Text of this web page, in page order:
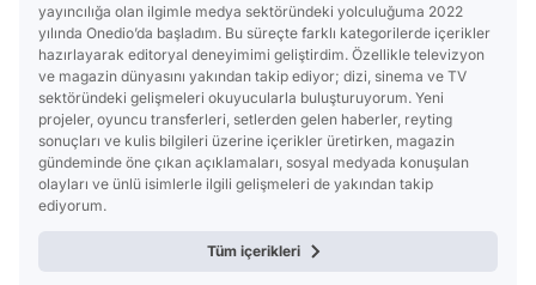
yayıncılığa olan ilgimle medya sektöründeki yolculuğuma 2022
yılında Onedio’da başladım. Bu süreçte farklı kategorilerde içerikler
hazırlayarak editoryal deneyimimi geliştirdim. Özellikle televizyon
ve magazin dünyasını yakından takip ediyor; dizi, sinema ve TV
sektöründeki gelişmeleri okuyucularla buluşturuyorum. Yeni
projeler, oyuncu transferleri, setlerden gelen haberler, reyting
sonuçları ve kulis bilgileri üzerine içerikler üretirken, magazin
gündeminde öne çıkan açıklamaları, sosyal medyada konuşulan
olayları ve ünlü isimlerle ilgili gelişmeleri de yakından takip
ediyorum.
Tüm içerikleri